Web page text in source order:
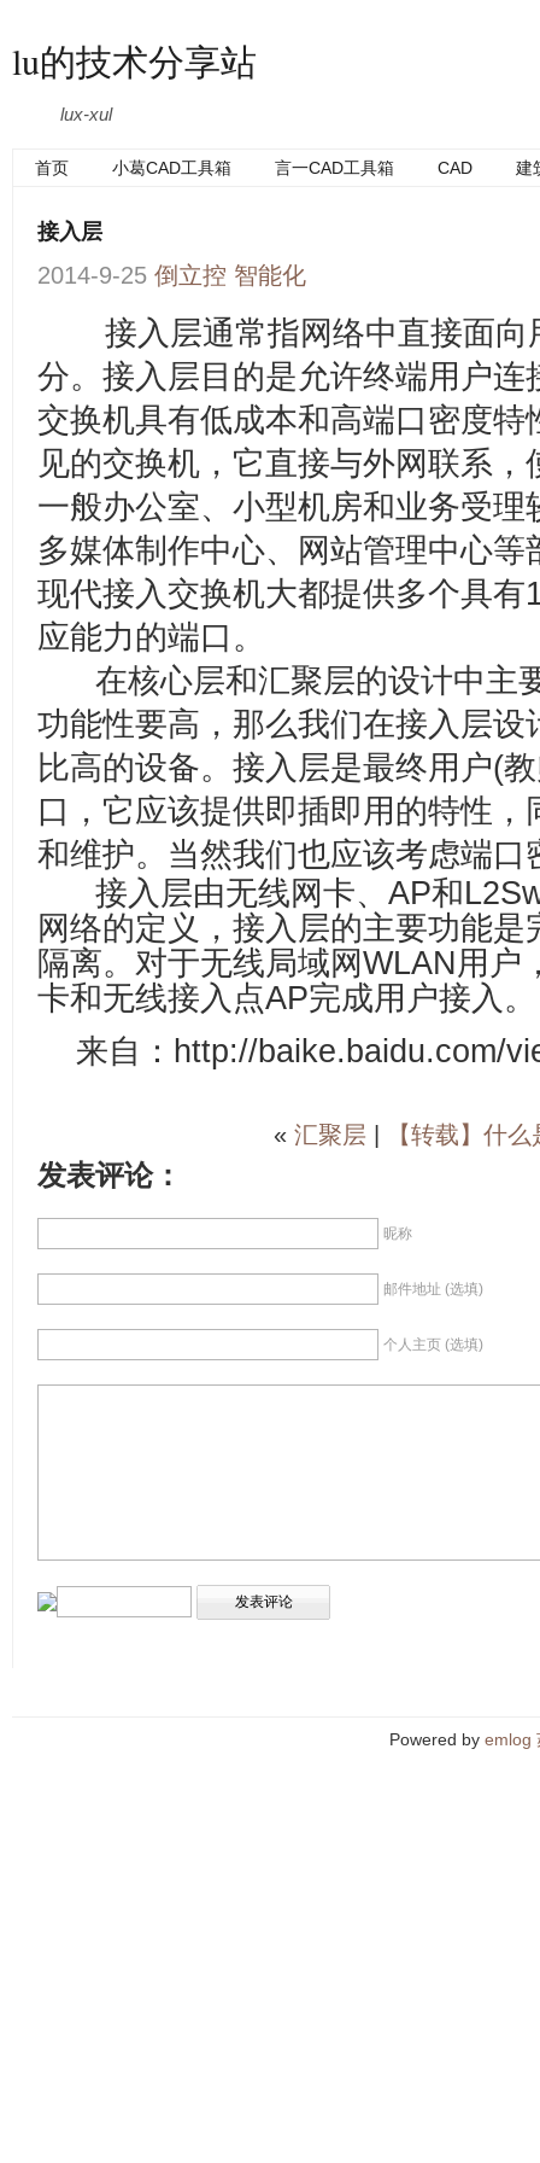
lu的技术分享站
lux-xul
首页 小葛CAD工具箱 言一CAD工具箱 CAD 建
接入层
2014-9-25 倒立控 智能化
接入层通常指网络中直接面
分。接入层目的是允许终端用户连
交换机具有低成本和高端口密度
见的交换机，它直接与外网联系
一般办公室、小型机房和业务受
多媒体制作中心、网站管理中心
现代接入交换机大都提供多个具有
应能力的端口。
在核心层和汇聚层的设计中主
功能性要高，那么我们在接入层设
比高的设备。接入层是最终用户(
口，它应该提供即插即用的特性
和维护。当然我们也应该考虑端口
接入层由无线网卡、AP和
网络的定义，接入层的主要功能
隔离。对于无线局域网WLAN用户
卡和无线接入点AP完成用户接入。
来自：http://baike.baidu.com/
« 汇聚层 【转载】什
发表评论：
昵称
邮件地址 (选填)
个人主页 (选填)
Powered by emlog